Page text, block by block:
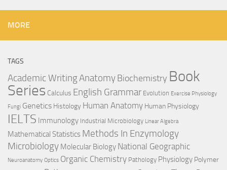
MORE
TAGS
Academic WritingAnatomyBiochemistry Book
Series Calculus English Grammar Evolution Exercise Physiology
Fungi Genetics Histology Human Anatomy Human Physiology
IELTS Immunology Industrial Microbiology Linear Algebra
Mathematical Statistics Methods In Enzymology
Microbiology Molecular Biology National Geographic
Neuroanatomy Optics Organic Chemistry Pathology Physiology Polymer